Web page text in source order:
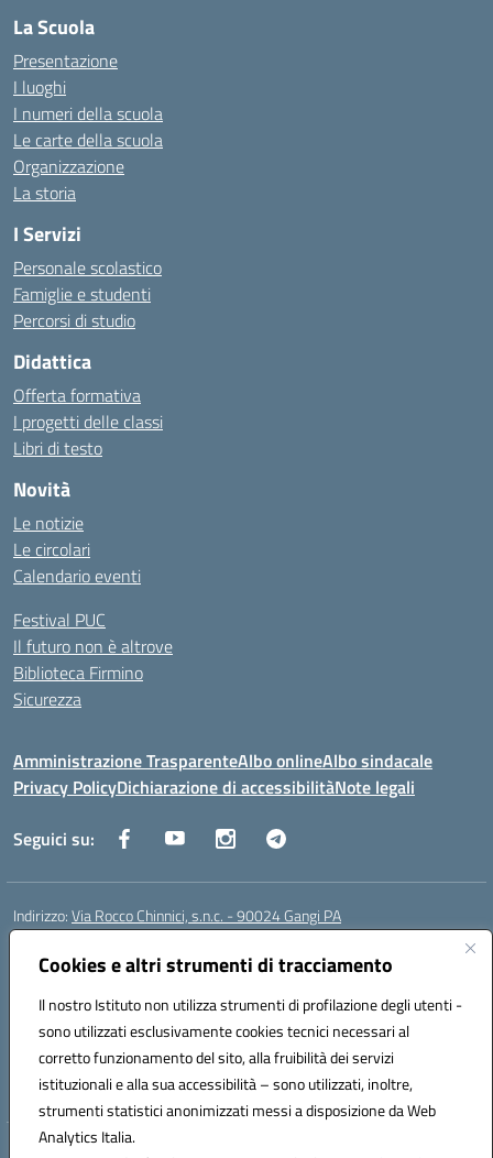
Cookies e altri strumenti di tracciamento
Il nostro Istituto non utilizza strumenti di profilazione degli utenti -
sono utilizzati esclusivamente cookies tecnici necessari al
corretto funzionamento del sito, alla fruibilità dei servizi
istituzionali e alla sua accessibilità – sono utilizzati, inoltre,
strumenti statistici anonimizzati messi a disposizione da Web
Analytics Italia.
La Scuola
Presentazione
I luoghi
I numeri della scuola
Le carte della scuola
Organizzazione
La storia
I Servizi
Personale scolastico
Famiglie e studenti
Percorsi di studio
Didattica
Offerta formativa
I progetti delle classi
Libri di testo
Novità
Le notizie
Le circolari
Calendario eventi
Festival PUC
Il futuro non è altrove
Biblioteca Firmino
Sicurezza
Amministrazione TrasparenteAlbo onlineAlbo sindacale
Privacy PolicyDichiarazione di accessibilitàNote legali
Seguici su:
Indirizzo:Via Rocco Chinnici, s.n.c. - 90024 Gangi PA
Centralino:
Posta elettronica certificata (PEC):pais01700b@pec.istruzione.it
Codice fiscale: 95005290820
Codice meccanografico:pais01700b
Codice Indice delle Pubbliche Amministrazioni (IPA): istsc_pais01700b
Codice unico di fatturazione (CUF): UFM1W3